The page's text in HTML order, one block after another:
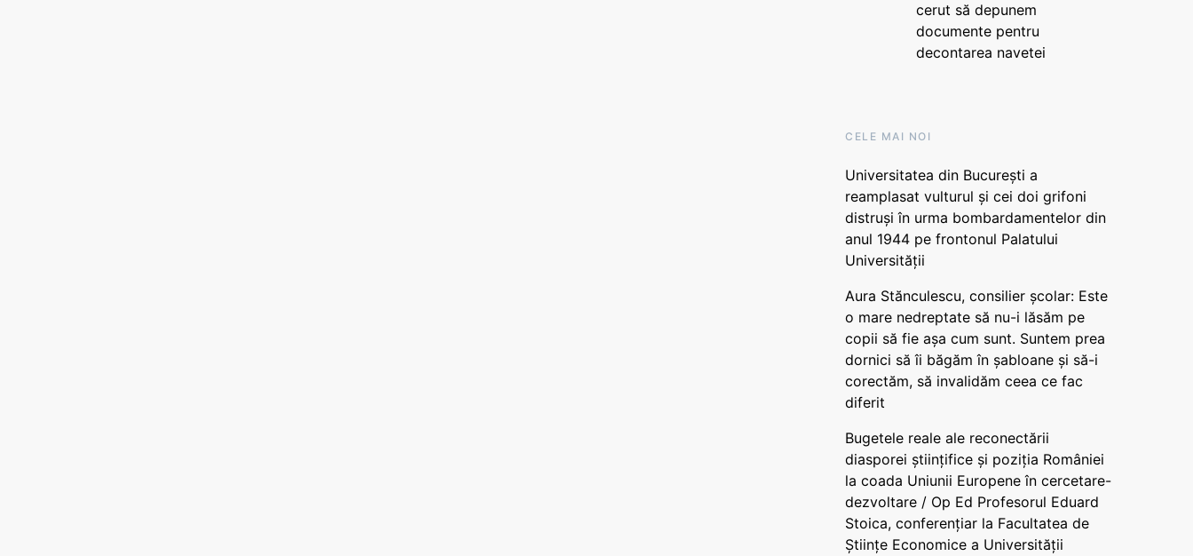
cerut să depunem
documente pentru
decontarea navetei
CELE MAI NOI
Universitatea din București a
reamplasat vulturul și cei doi grifoni
distruși în urma bombardamentelor din
anul 1944 pe frontonul Palatului
Universității
Aura Stănculescu, consilier școlar: Este
o mare nedreptate să nu-i lăsăm pe
copii să fie așa cum sunt. Suntem prea
dornici să îi băgăm în șabloane și să-i
corectăm, să invalidăm ceea ce fac
diferit
Bugetele reale ale reconectării
diasporei științifice și poziția României
la coada Uniunii Europene în cercetare-
dezvoltare / Op Ed Profesorul Eduard
Stoica, conferențiar la Facultatea de
Științe Economice a Universității